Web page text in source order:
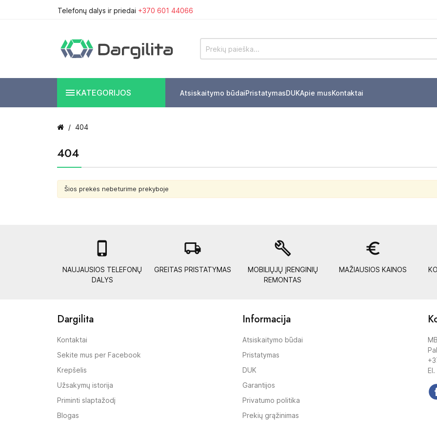
Telefonų dalys ir priedai +370 601 44066
 KATEGORIJOS Atsiskaitymo būdaiPristatymasDUKApie musKontaktai
404
404
Šios prekės nebeturime prekyboje

NAUJAUSIOS TELEFONŲ
DALYS
local_shipping
GREITAS PRISTATYMAS
build
MOBILIŲJŲ ĮRENGINIŲ
REMONTAS
euro_symbol
MAŽIAUSIOS KAINOS
Dargilita
Kontaktai
Sekite mus per Facebook
Krepšelis
Užsakymų istorija
Priminti slaptažodį
Blogas
Informacija
Atsiskaitymo būdai
Pristatymas
DUK
Garantijos
Privatumo politika
Prekių grąžinimas